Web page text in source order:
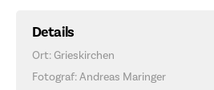
Details
Ort: Grieskirchen
Fotograf: Andreas Maringer